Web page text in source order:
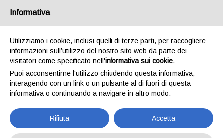
Informativa
Utilizziamo i cookie, inclusi quelli di terze parti, per raccogliere
informazioni sull’utilizzo del nostro sito web da parte dei
visitatori come specificato nell'informativa sui cookie.
Puoi acconsentirne l'utilizzo chiudendo questa informativa,
interagendo con un link o un pulsante al di fuori di questa
informativa o continuando a navigare in altro modo.
Rifiuta Accetta